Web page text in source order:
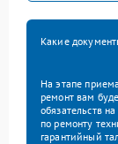
Какие
На этапе
ремонт вам
обязательств
по ремонту
гарантийный